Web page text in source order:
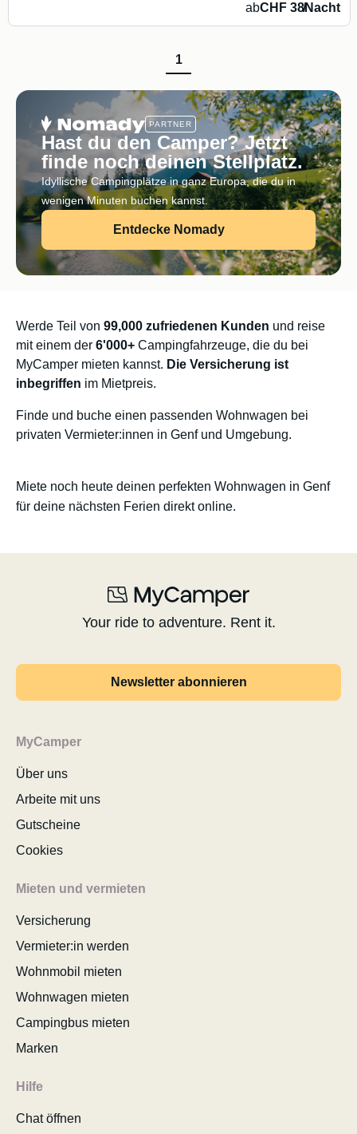
abCHF 38/Nacht
1
PARTNER
Hast du den Camper? Jetzt
finde noch deinen Stellplatz.
Idyllische Campingplätze in ganz Europa, die du in
wenigen Minuten buchen kannst.
Entdecke Nomady
Werde Teil von 99,000 zufriedenen Kunden und reise
mit einem der 6'000+ Campingfahrzeuge, die du bei
MyCamper mieten kannst. Die Versicherung ist
inbegriffen im Mietpreis.
Finde und buche einen passenden Wohnwagen bei
privaten Vermieter:innen in Genf und Umgebung.
Miete noch heute deinen perfekten Wohnwagen in Genf
für deine nächsten Ferien direkt online.
Your ride to adventure. Rent it.
Newsletter abonnieren
MyCamper
Über uns
Arbeite mit uns
Gutscheine
Cookies
Mieten und vermieten
Versicherung
Vermieter:in werden
Wohnmobil mieten
Wohnwagen mieten
Campingbus mieten
Marken
Hilfe
Chat öffnen